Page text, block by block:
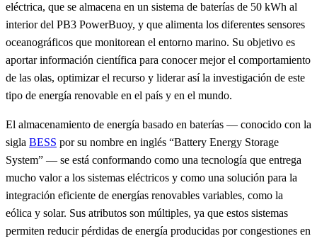
eléctrica, que se almacena en un sistema de baterías de 50 kWh al
interior del PB3 PowerBuoy, y que alimenta los diferentes sensores
oceanográficos que monitorean el entorno marino. Su objetivo es
aportar información científica para conocer mejor el comportamiento
de las olas, optimizar el recurso y liderar así la investigación de este
tipo de energía renovable en el país y en el mundo.
El almacenamiento de energía basado en baterías — conocido con la
sigla BESS por su nombre en inglés “Battery Energy Storage
System” — se está conformando como una tecnología que entrega
mucho valor a los sistemas eléctricos y como una solución para la
integración eficiente de energías renovables variables, como la
eólica y solar. Sus atributos son múltiples, ya que estos sistemas
permiten reducir pérdidas de energía producidas por congestiones en